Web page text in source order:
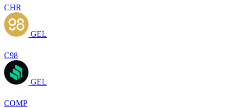
CHR
GEL
C98
GEL
COMP